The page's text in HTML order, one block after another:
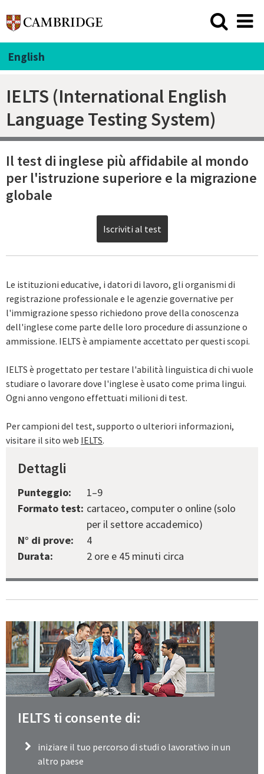
English
IELTS (International English
Language Testing System)
Il test di inglese più affidabile al mondo
per l'istruzione superiore e la migrazione
globale
Iscriviti al test
Le istituzioni educative, i datori di lavoro, gli organismi di
registrazione professionale e le agenzie governative per
l'immigrazione spesso richiedono prove della conoscenza
dell'inglese come parte delle loro procedure di assunzione o
ammissione. IELTS è ampiamente accettato per questi scopi.
IELTS è progettato per testare l'abilità linguistica di chi vuole
studiare o lavorare dove l'inglese è usato come prima lingui.
Ogni anno vengono effettuati milioni di test.
Per campioni del test, supporto o ulteriori informazioni,
visitare il sito web IELTS.
Dettagli
Punteggio:
1–9
Formato test: cartaceo, computer o online (solo
per il settore accademico)
N° di prove:
4
Durata:
2 ore e 45 minuti circa
IELTS ti consente di:
iniziare il tuo percorso di studi o lavorativo in un
altro paese